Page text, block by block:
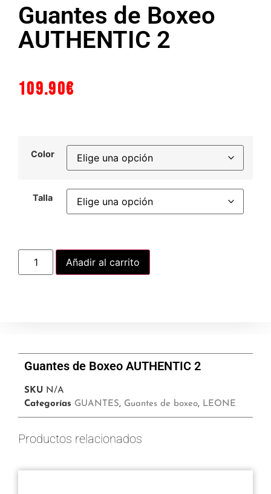
Guantes de Boxeo
AUTHENTIC 2
109.90€
Color
Talla
Añadir al carrito
Guantes de Boxeo AUTHENTIC 2
SKU N/A
Categorías GUANTES, Guantes de boxeo, LEONE
Productos relacionados